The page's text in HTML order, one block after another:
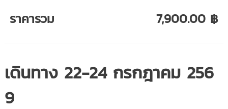
ราคารวม 7,900.00 ฿
เดินทาง 22-24 กรกฎาคม 256
9